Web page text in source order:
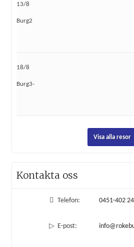
13/8
Burg2
18/8
Burg3-
Visa alla resor
Kontakta oss
Telefon: 0451-402 24
E-post: